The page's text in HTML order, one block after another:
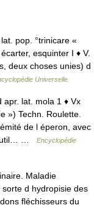
pop. °trinicare «
esquinter I ♦ V.
deux choses unies) d
Universelle
lat. mola 1 ♦ Vx
») Techn. Roulette.
de l éperon, avec
…
Encyclopédie
Maladie
d hydropisie des
fléchisseurs du